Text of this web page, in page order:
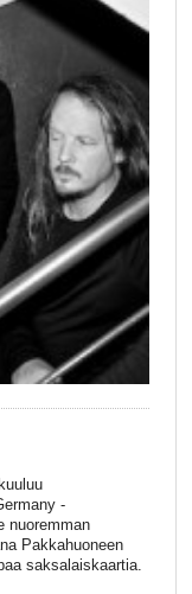
-
nuoremman
Pakkahuoneen
saksalaiskaartia.